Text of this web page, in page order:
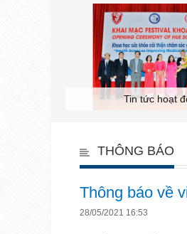
Tin tức hoạt
THÔNG BÁO
Thông báo về
28/05/2021 16:53